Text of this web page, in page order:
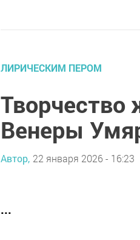
ЛИРИЧЕСКИМ ПЕРОМ
Венеры
Автор, 22 января 2026 - 16:23
...